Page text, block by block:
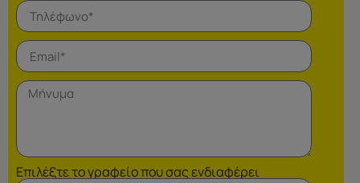
Επιλέξτε το γραφείο που σας ενδιαφέρει